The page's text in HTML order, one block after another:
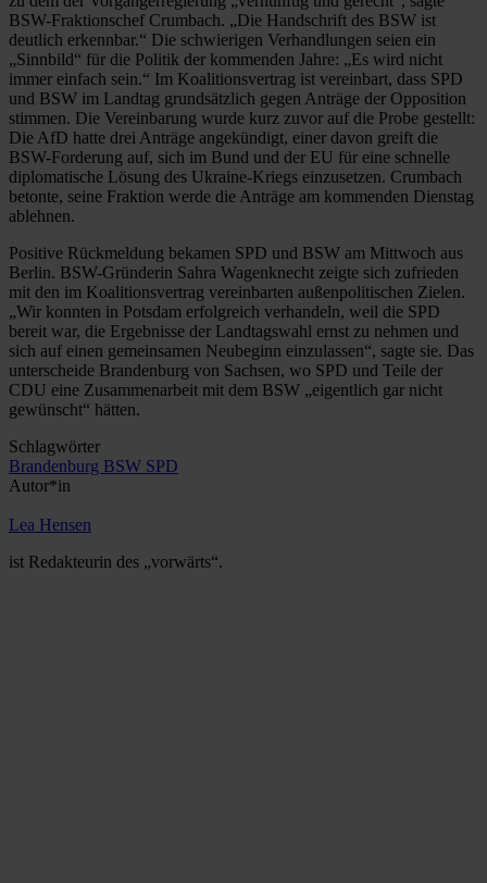
BSW-Fraktionschef Crumbach. „Die Handschrift des BSW ist
deutlich erkennbar.“ Die schwierigen Verhandlungen seien ein
„Sinnbild“ für die Politik der kommenden Jahre: „Es wird nicht
immer einfach sein.“ Im Koalitionsvertrag ist vereinbart, dass SPD
und BSW im Landtag grundsätzlich gegen Anträge der Opposition
stimmen. Die Vereinbarung wurde kurz zuvor auf die Probe gestellt:
Die AfD hatte drei Anträge angekündigt, einer davon greift die
BSW-Forderung auf, sich im Bund und der EU für eine schnelle
diplomatische Lösung des Ukraine-Kriegs einzusetzen. Crumbach
betonte, seine Fraktion werde die Anträge am kommenden Dienstag
ablehnen.
Positive Rückmeldung bekamen SPD und BSW am Mittwoch aus
Berlin. BSW-Gründerin Sahra Wagenknecht zeigte sich zufrieden
mit den im Koalitionsvertrag vereinbarten außenpolitischen Zielen.
„Wir konnten in Potsdam erfolgreich verhandeln, weil die SPD
bereit war, die Ergebnisse der Landtagswahl ernst zu nehmen und
sich auf einen gemeinsamen Neubeginn einzulassen“, sagte sie. Das
unterscheide Brandenburg von Sachsen, wo SPD und Teile der
CDU eine Zusammenarbeit mit dem BSW „eigentlich gar nicht
gewünscht“ hätten.
Schlagwörter
Brandenburg BSW SPD
Autor*in
Lea Hensen
ist Redakteurin des „vorwärts“.